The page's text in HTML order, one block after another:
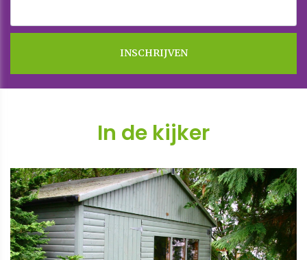
In de kijker